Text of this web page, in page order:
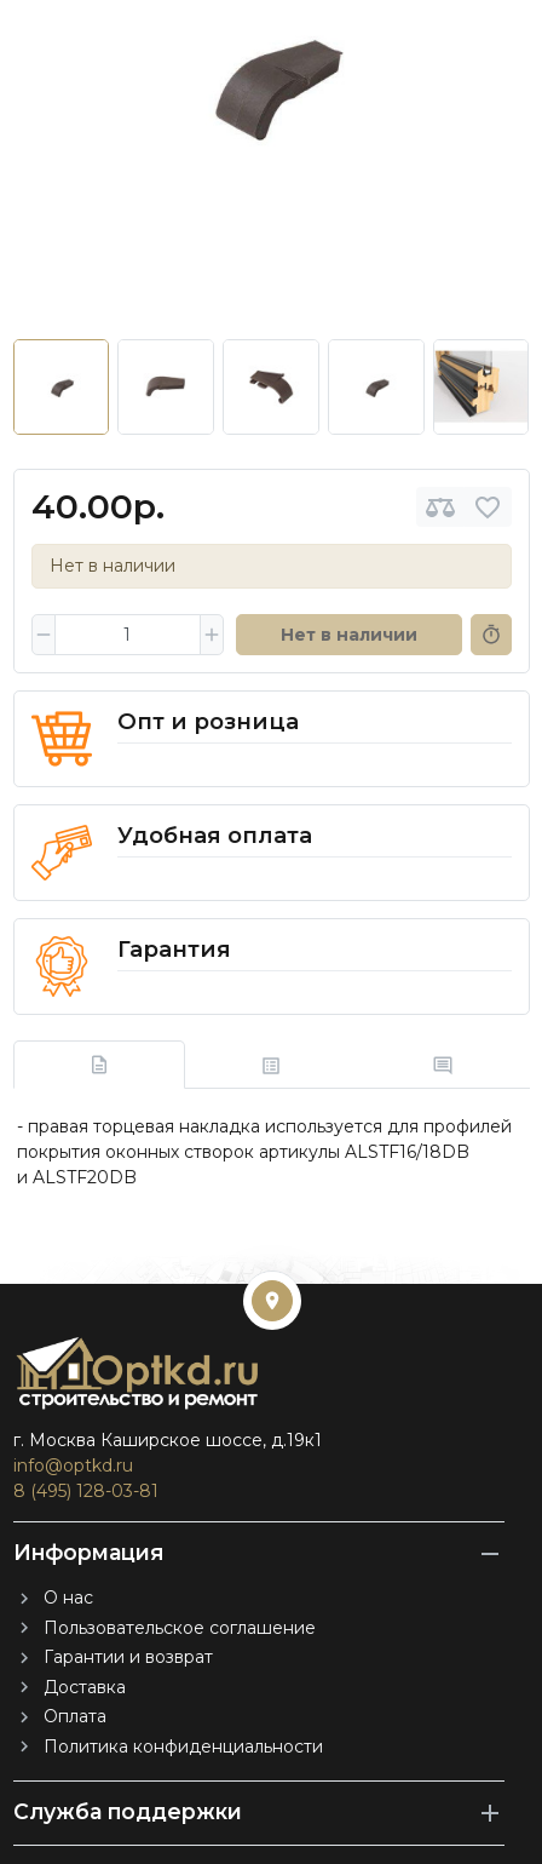
40.00р.
Нет в наличии
Нет в наличии
Опт и розница
Удобная оплата
Гарантия
- правая торцевая накладка используется для профилей
покрытия оконных створок артикулы ALSTF16/18DB
и ALSTF20DB
г. Москва Каширское шоссе, д.19к1
info@optkd.ru
8 (495) 128-03-81
Информация
О нас
Пользовательское соглашение
Гарантии и возврат
Доставка
Оплата
Политика конфиденциальности
Служба поддержки